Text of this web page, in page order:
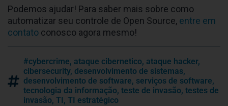
Podemos ajudar! Para saber mais sobre como
automatizar seu controle de Open Source, entre em
contato conosco agora mesmo!
#cybercrime, ataque cibernetico, ataque hacker,
cibersecurity, desenvolvimento de sistemas,
desenvolvimento de software, serviços de software,
tecnologia da informação, teste de invasão, testes de
invasão, TI, TI estratégico